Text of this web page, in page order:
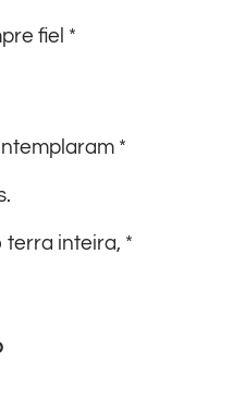
fiel *
*
terra inteira, *